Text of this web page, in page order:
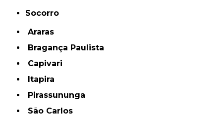
Socorro
Araras
Bragança Paulista
Capivari
Itapira
Pirassununga
São Carlos